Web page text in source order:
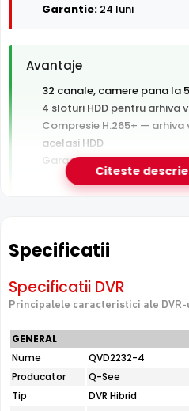
Garantie: 24 luni
Avantaje
32 canale, camere pana la
4 sloturi HDD pentru arhiva
Compresie H.265+ — arhiva
acelasi HDD
Garantie 24 luni si suport
Fara switch PoE integrat —
switch sau alimentare
e-Camere.ro recomanda
proiecte mari: depozite,
industrie.
32 Canale Video
Citeste
Specificatii
Specificatii DVR
Principalele caracteristici ale DVR-
GENERAL
Nume
QVD2232-4
Producator
Q-See
Tip
DVR Hibrid